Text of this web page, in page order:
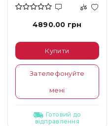
4890.00 грн
Купити
Зателефонуйте
мені
Готовий до
відправлення